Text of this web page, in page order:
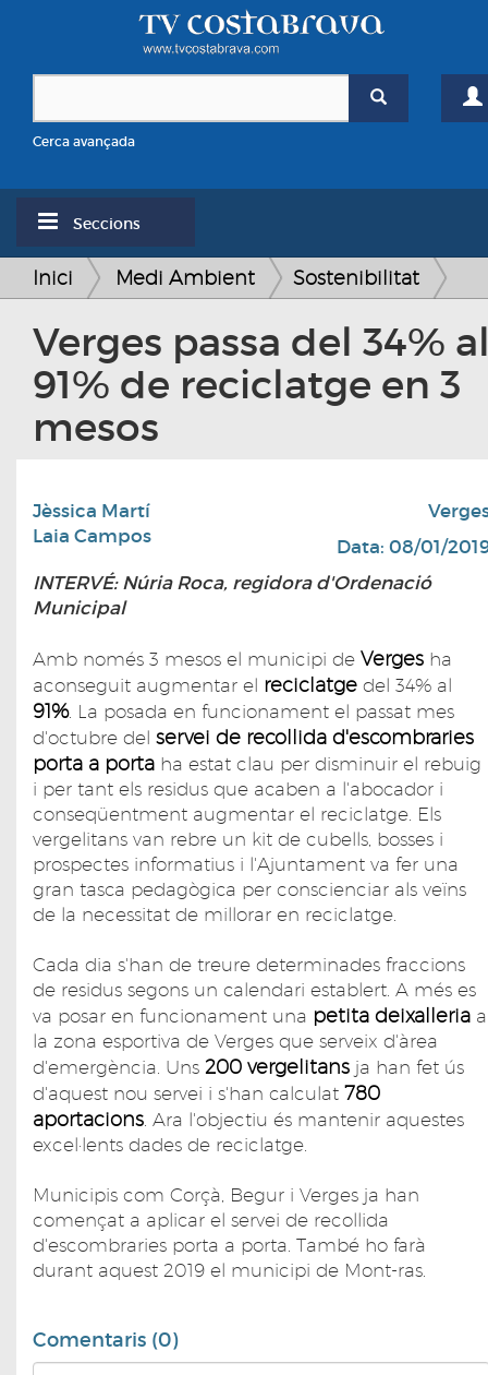
Cerca avançada
Seccions
Inici Medi Ambient Sostenibilitat
Verges passa del 34%
91% de reciclatge en 3
mesos
Jèssica Martí
Laia Campos
Data: 08/01/
INTERVÉ: Núria Roca, regidora d'Ordenació
Municipal
Amb només 3 mesos el municipi de Verges ha
aconseguit augmentar el reciclatge del 34% al
91%. La posada en funcionament el passat mes
d'octubre del servei de recollida d'escombraries
porta a porta ha estat clau per disminuir el rebuig
i per tant els residus que acaben a l'abocador i
conseqüentment augmentar el reciclatge. Els
vergelitans van rebre un kit de cubells, bosses i
prospectes informatius i l'Ajuntament va fer una
gran tasca pedagògica per conscienciar als veïns
de la necessitat de millorar en reciclatge.
Cada dia s'han de treure determinades fraccions
de residus segons un calendari establert. A més es
va posar en funcionament una petita deixalleria a
la zona esportiva de Verges que serveix d'àrea
d'emergència. Uns 200 vergelitans ja han fet ús
d'aquest nou servei i s'han calculat 780
aportacions. Ara l'objectiu és mantenir aquestes
excel·lents dades de reciclatge.
Municipis com Corçà, Begur i Verges ja han
començat a aplicar el servei de recollida
d'escombraries porta a porta. També ho farà
durant aquest 2019 el municipi de Mont-ras.
Comentaris (0)